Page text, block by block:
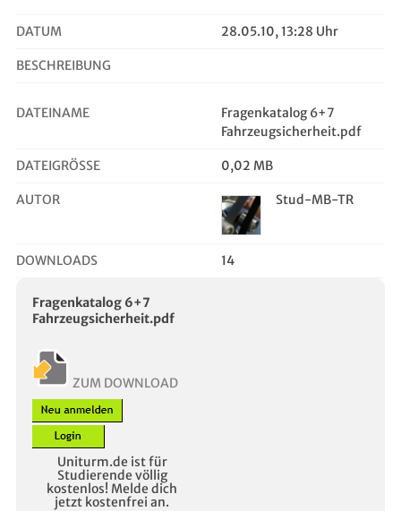
DATUM 28.05.10, 13:28 Uhr
BESCHREIBUNG
DATEINAME
Fragenkatalog 6+7
Fahrzeugsicherheit.pdf
DATEIGRÖSSE 0,02 MB
AUTOR Stud-MB-TR
DOWNLOADS 14
Fragenkatalog 6+7
Fahrzeugsicherheit.pdf
ZUM DOWNLOAD
Uniturm.de ist für
Studierende völlig
kostenlos! Melde dich
jetzt kostenfrei an.